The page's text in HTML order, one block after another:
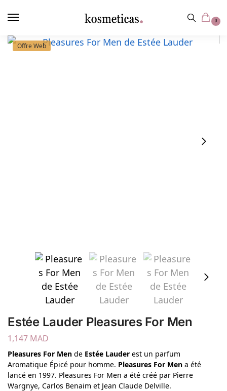
principal
0
Offre Web
Estée Lauder Pleasures For Men
1,147 MAD
Pleasures For Men de Estée Lauder est un parfum
Aromatique Épicé pour homme. Pleasures For Men a été
lancé en 1997. Pleasures For Men a été créé par Pierre
Wargnye, Carlos Benaim et Jean Claude Delville.